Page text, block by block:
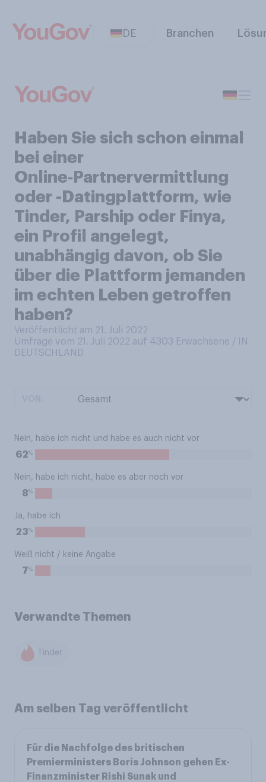
DE Branchen
Haben Sie sich schon einmal
bei einer
Online‑Partnervermittlung
oder -Datingplattform, wie
Tinder, Parship oder Finya,
ein Profil angelegt,
unabhängig davon, ob Sie
über die Plattform jemanden
im echten Leben getroffen
haben?
Veröffentlicht am 21. Juli 2022
Umfrage vom 21. Juli 2022 auf 4303 Erwachsene / IN
DEUTSCHLAND
Nein, habe ich nicht und habe es auch nicht vor
62%
Nein, habe ich nicht, habe es aber noch vor
8%
Ja, habe ich
23%
Weiß nicht / keine Angabe
7%
Verwandte Themen
Tinder
Am selben Tag veröffentlicht
Für die Nachfolge des britischen
Premierministers Boris Johnson gehen Ex-
Finanzminister Rishi Sunak und